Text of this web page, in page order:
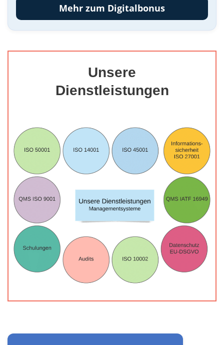
Mehr zum Digitalbonus
Unsere
Dienstleistungen